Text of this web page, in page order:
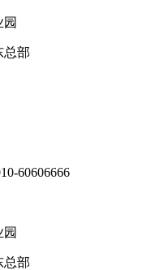
总部
60606666
总部